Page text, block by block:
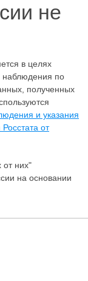
не
в целях
наблюдения по
полученных
и указания
от
от них"
на основании